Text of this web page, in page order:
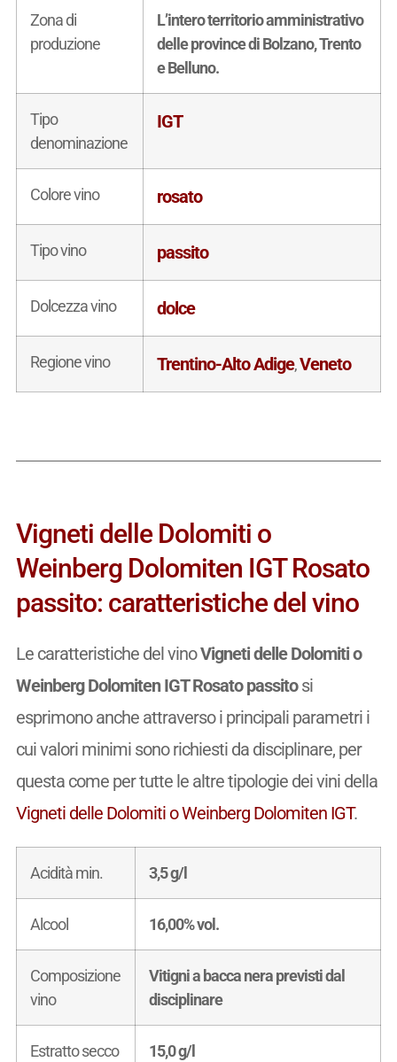
Zona di
produzione
L’intero territorio amministrativo
delle province di Bolzano, Trento
e Belluno.
Tipo
denominazione
IGT
Colore vino rosato
Tipo vino passito
Dolcezza vino dolce
Regione vino Trentino-Alto Adige,Veneto
Vigneti delle Dolomiti o
Weinberg Dolomiten IGT Rosato
passito: caratteristiche del vino
Le caratteristiche del vinoVigneti delle Dolomiti o
Weinberg Dolomiten IGT Rosato passitosi
esprimono anche attraverso i principali parametri i
cui valori minimi sono richiesti da disciplinare, per
questa come per tutte le altre tipologie dei vini della
Vigneti delle Dolomiti o Weinberg Dolomiten IGT.
Acidità min. 3,5 g/l
Alcool 16,00% vol.
Composizione
vino
Vitigni a bacca nera previsti dal
disciplinare
Estratto secco 15,0 g/l